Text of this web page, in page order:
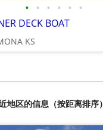
• • • • • •
DECK BOAT
KS
地区的信息（按距离排序）